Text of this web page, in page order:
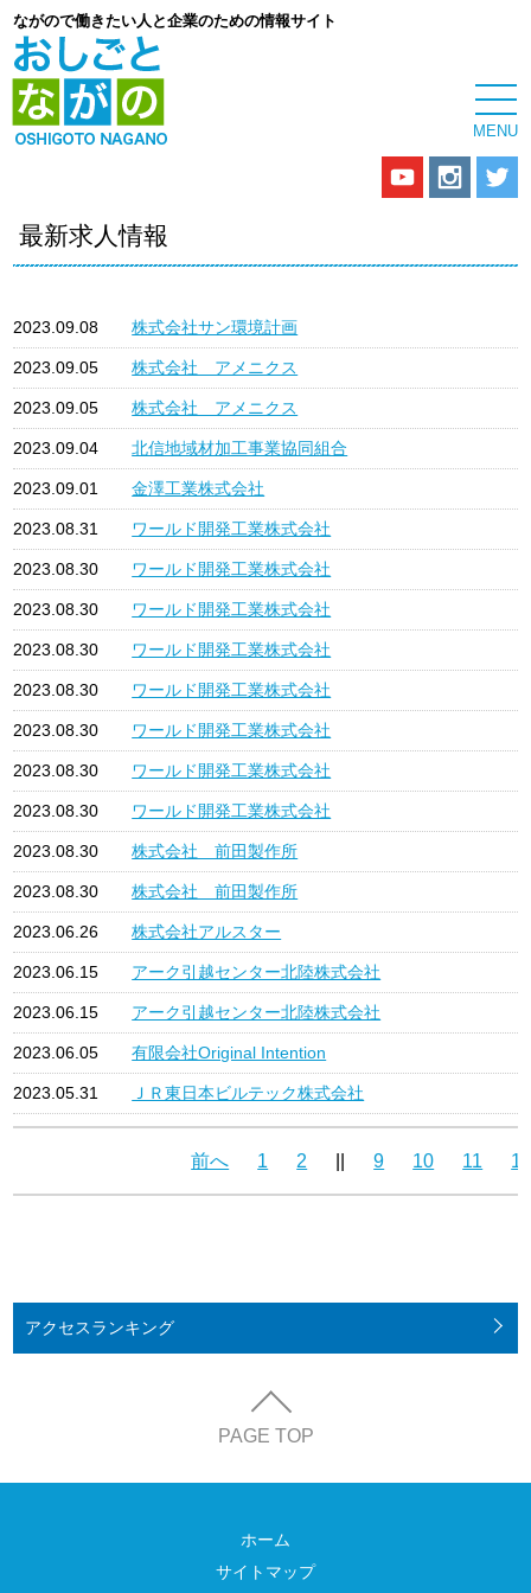
ながので働きたい人と企業のための情報サイト
最新求人情報
2023.09.08 株式会社サン環境計画
2023.09.05 株式会社 アメニクス
2023.09.05 株式会社 アメニクス
2023.09.04 北信地域材加工事業協同組合
2023.09.01 金澤工業株式会社
2023.08.31 ワールド開発工業株式会社
2023.08.30 ワールド開発工業株式会社
2023.08.30 ワールド開発工業株式会社
2023.08.30 ワールド開発工業株式会社
2023.08.30 ワールド開発工業株式会社
2023.08.30 ワールド開発工業株式会社
2023.08.30 ワールド開発工業株式会社
2023.08.30 ワールド開発工業株式会社
2023.08.30 株式会社 前田製作所
2023.08.30 株式会社 前田製作所
2023.06.26 株式会社アルスター
2023.06.15 アーク引越センター北陸株式会社
2023.06.15 アーク引越センター北陸株式会社
2023.06.05 有限会社Original Intention
2023.05.31 ＪＲ東日本ビルテック株式会社
前へ 1 2 9 10 11
アクセスランキング
PAGE TOP
ホーム
サイトマップ